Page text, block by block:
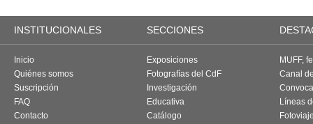
INSTITUCIONALES SECCIONES
Inicio
Quiénes somos
Suscripción
FAQ
Contacto
Exposiciones
Fotografías del CdF
Investigación
Educativa
Catálogo
MUFF,
Canal
Líneas